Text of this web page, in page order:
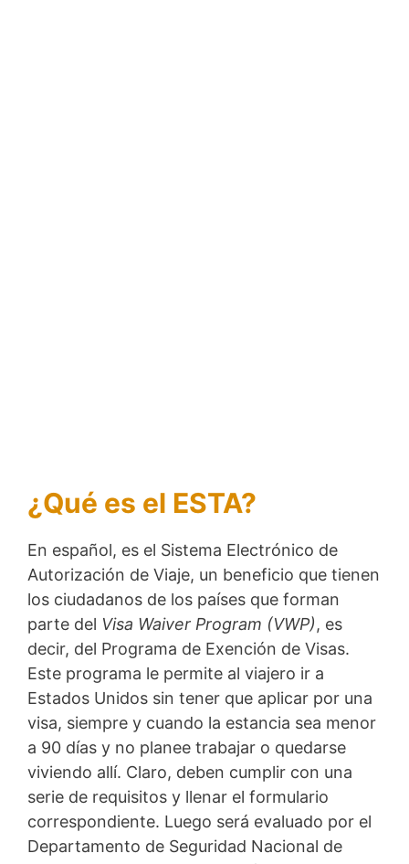
¿Qué es el ESTA?
En español, es el Sistema Electrónico de
Autorización de Viaje, un beneficio que tienen
los ciudadanos de los países que forman
parte del Visa Waiver Program (VWP), es
decir, del Programa de Exención de Visas.
Este programa le permite al viajero ir a
Estados Unidos sin tener que aplicar por una
visa, siempre y cuando la estancia sea menor
a 90 días y no planee trabajar o quedarse
viviendo allí. Claro, deben cumplir con una
serie de requisitos y llenar el formulario
correspondiente. Luego será evaluado por el
Departamento de Seguridad Nacional de